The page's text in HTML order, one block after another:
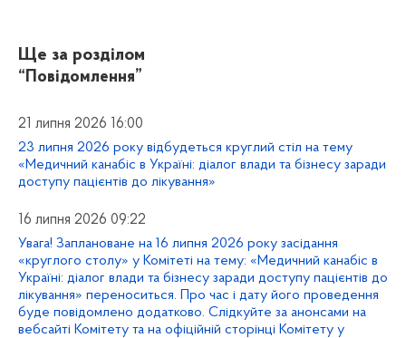
Ще за розділом
“Повідомлення”
21 липня 2026 16:00
23 липня 2026 року відбудеться круглий стіл на тему
«Медичний канабіс в Україні: діалог влади та бізнесу заради
доступу пацієнтів до лікування»
16 липня 2026 09:22
Увага! Заплановане на 16 липня 2026 року засідання
«круглого столу» у Комітеті на тему: «Медичний канабіс в
Україні: діалог влади та бізнесу заради доступу пацієнтів до
лікування» переноситься. Про час і дату його проведення
буде повідомлено додатково. Слідкуйте за анонсами на
вебсайті Комітету та на офіційній сторінці Комітету у